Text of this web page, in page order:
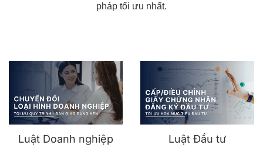
pháp tối ưu nhất.
Luật Doanh nghiệp Luật Đầu tư